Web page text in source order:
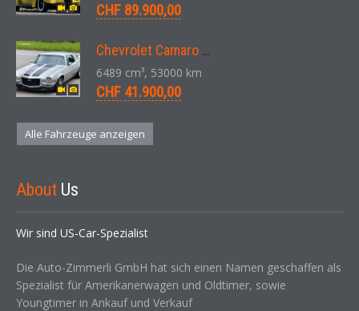
CHF 89.900,00
Chevrolet Camaro SS 396 LS3 Coupe Aut. 1971
6489 cm³, 53000 km
CHF 41.900,00
Alle Fahrzeuge anzeigen
About Us
Wir sind US-Car-Spezialist
Die Auto-Zimmerli GmbH hat sich einen Namen geschaffen als
Spezialist für Amerikanerwagen und Oldtimer, sowie
Youngtimer in Ankauf und Verkauf